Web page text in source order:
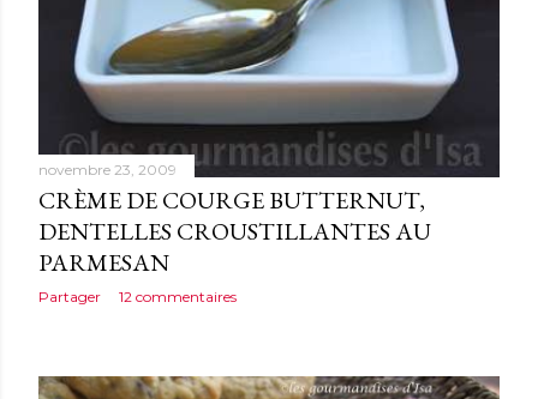
novembre 23, 2009
CRÈME DE COURGE BUTTERNUT,
DENTELLES CROUSTILLANTES AU
PARMESAN
Partager 12 commentaires